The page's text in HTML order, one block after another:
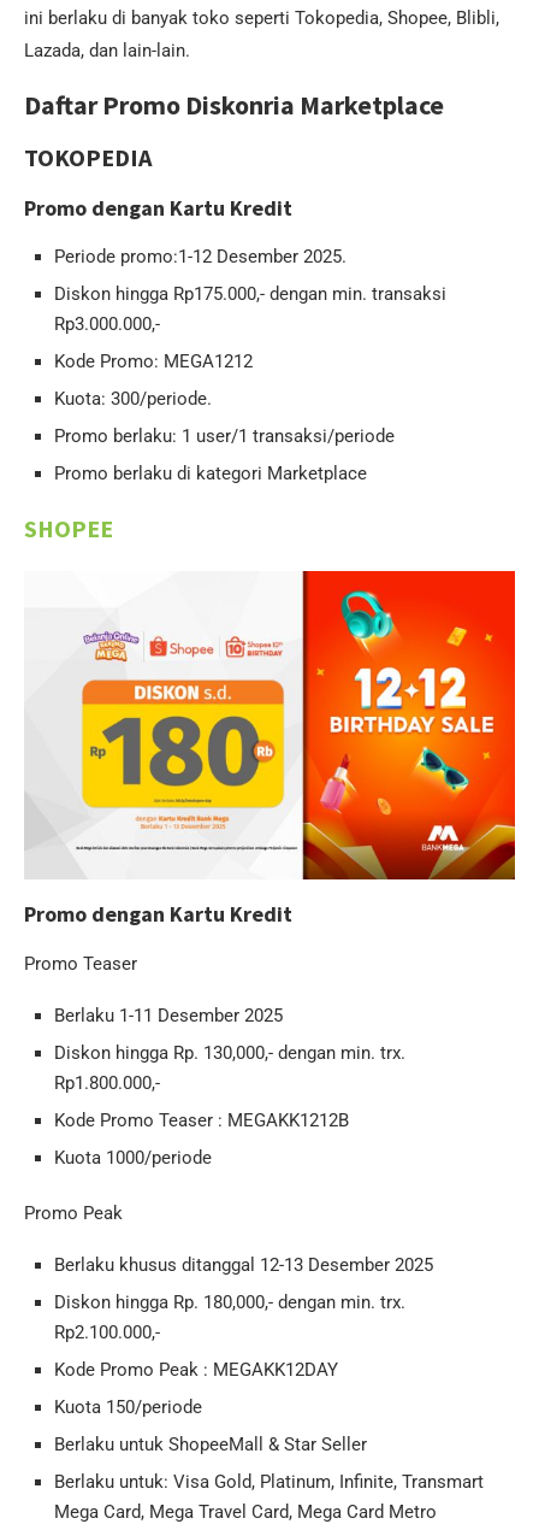
ini berlaku di banyak toko seperti Tokopedia, Shopee, Blibli,
Lazada, dan lain-lain.
Daftar Promo Diskonria Marketplace
TOKOPEDIA
Promo dengan Kartu Kredit
Periode promo:1-12 Desember 2025.
Diskon hingga Rp175.000,- dengan min. transaksi
Rp3.000.000,-
Kode Promo: MEGA1212
Kuota: 300/periode.
Promo berlaku: 1 user/1 transaksi/periode
Promo berlaku di kategori Marketplace
SHOPEE
Promo dengan Kartu Kredit
Promo Teaser
Berlaku 1-11 Desember 2025
Diskon hingga Rp. 130,000,- dengan min. trx.
Rp1.800.000,-
Kode Promo Teaser : MEGAKK1212B
Kuota 1000/periode
Promo Peak
Berlaku khusus ditanggal 12-13 Desember 2025
Diskon hingga Rp. 180,000,- dengan min. trx.
Rp2.100.000,-
Kode Promo Peak : MEGAKK12DAY
Kuota 150/periode
Berlaku untuk ShopeeMall & Star Seller
Berlaku untuk: Visa Gold, Platinum, Infinite, Transmart
Mega Card, Mega Travel Card, Mega Card Metro